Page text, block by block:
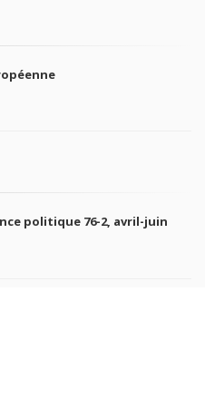
politique 76-2, avril-juin